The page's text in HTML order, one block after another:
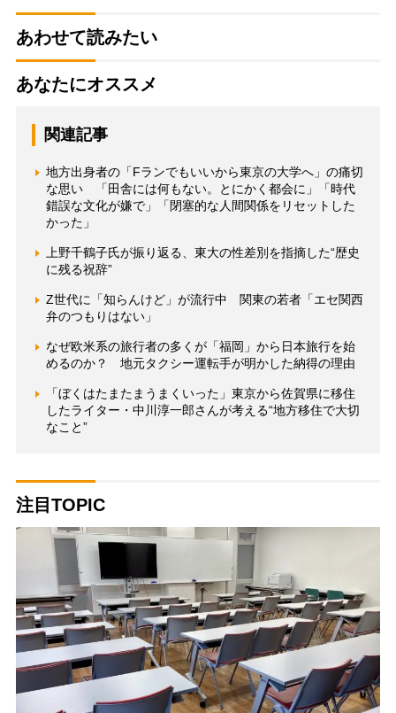
あわせて読みたい
あなたにオススメ
関連記事
地方出身者の「Fランでもいいから東京の大学へ」の痛切
な思い 「田舎には何もない。とにかく都会に」「時代
錯誤な文化が嫌で」「閉塞的な人間関係をリセットした
かった」
上野千鶴子氏が振り返る、東大の性差別を指摘した“歴史
に残る祝辞”
Z世代に「知らんけど」が流行中 関東の若者「エセ関西
弁のつもりはない」
なぜ欧米系の旅行者の多くが「福岡」から日本旅行を始
めるのか？ 地元タクシー運転手が明かした納得の理由
「ぼくはたまたまうまくいった」東京から佐賀県に移住
したライター・中川淳一郎さんが考える“地方移住で大切
なこと”
注目TOPIC